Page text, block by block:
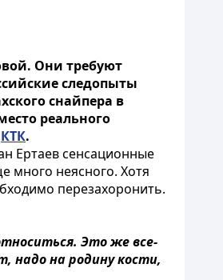
Они требуют
следопыты
снайпера в
реального
КТК.
Ертаев сенсационные
много неясного. Хотя
перезахоронить.
Это же все-
надо на родину кости,